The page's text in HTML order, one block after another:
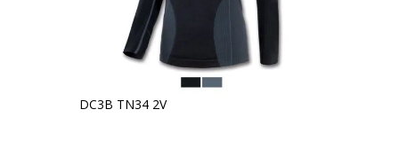
DC3B TN34 2V